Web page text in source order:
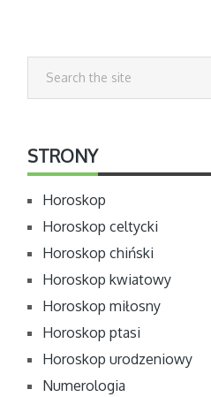
STRONY
Horoskop
Horoskop celtycki
Horoskop chiński
Horoskop kwiatowy
Horoskop miłosny
Horoskop ptasi
Horoskop urodzeniowy
Numerologia